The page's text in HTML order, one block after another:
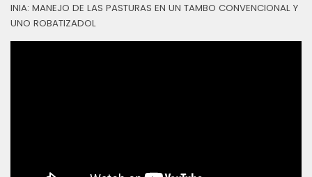
INIA: MANEJO DE LAS PASTURAS EN UN TAMBO CONVENCIONAL Y
UNO ROBATIZADOL